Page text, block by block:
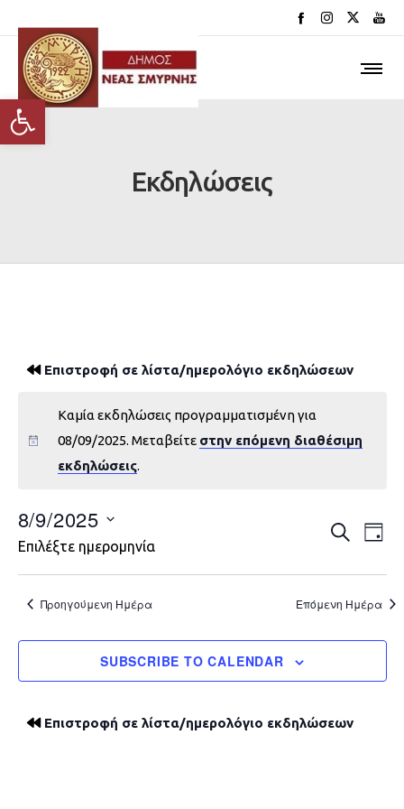
Ανοίξτε τη γραμμή εργαλείων
Εκδηλώσεις
Επιστροφή σε λίστα/ημερολόγιο εκδηλώσεων
Καμία εκδηλώσεις προγραμματισμένη για
08/09/2025. Μεταβείτε στην επόμενη διαθέσιμη
εκδηλώσεις.
Search
and
Views
DAY
8/9/2025
Επιλέξτε ημερομηνία
Προηγούμενη Ημέρα Επόμενη Ημέρα
SUBSCRIBE TO CALENDAR
Επιστροφή σε λίστα/ημερολόγιο εκδηλώσεων